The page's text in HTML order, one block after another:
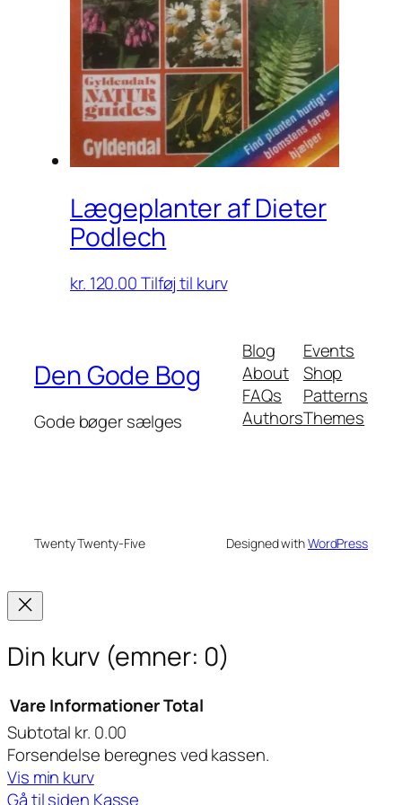
Lægeplanter af Dieter
Podlech
kr. 120.00Tilføj til kurv
Den Gode Bog
Gode bøger sælges
Blog
About
FAQs
Authors
Events
Shop
Patterns
Themes
Twenty Twenty-Five Designed withWordPress
Din kurv (emner: 0)
Varer
i
Vare InformationerTotal
Subtotal kr. 0.00
Forsendelse beregnes ved kassen.
Vis min kurv
Gå til siden Kasse